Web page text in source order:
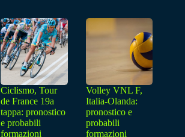
Ciclismo, Tour
de France 19a
tappa: pronostico
e probabili
formazioni
Volley VNL F,
Italia-Olanda:
pronostico e
probabili
formazioni